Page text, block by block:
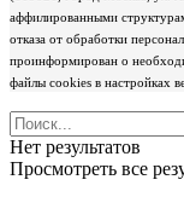
аффилированными
отказа от обработки
проинформирован о
файлы cookies в настройках
Нет результатов
Просмотреть все